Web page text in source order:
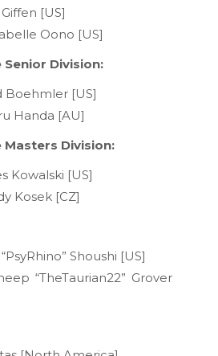
[US]
Oono [US]
Senior Division:
Boehmler [US]
Handa [AU]
Masters Division:
Kowalski [US]
Kosek [CZ]
Shoushi [US]
“TheTaurian22” Grover